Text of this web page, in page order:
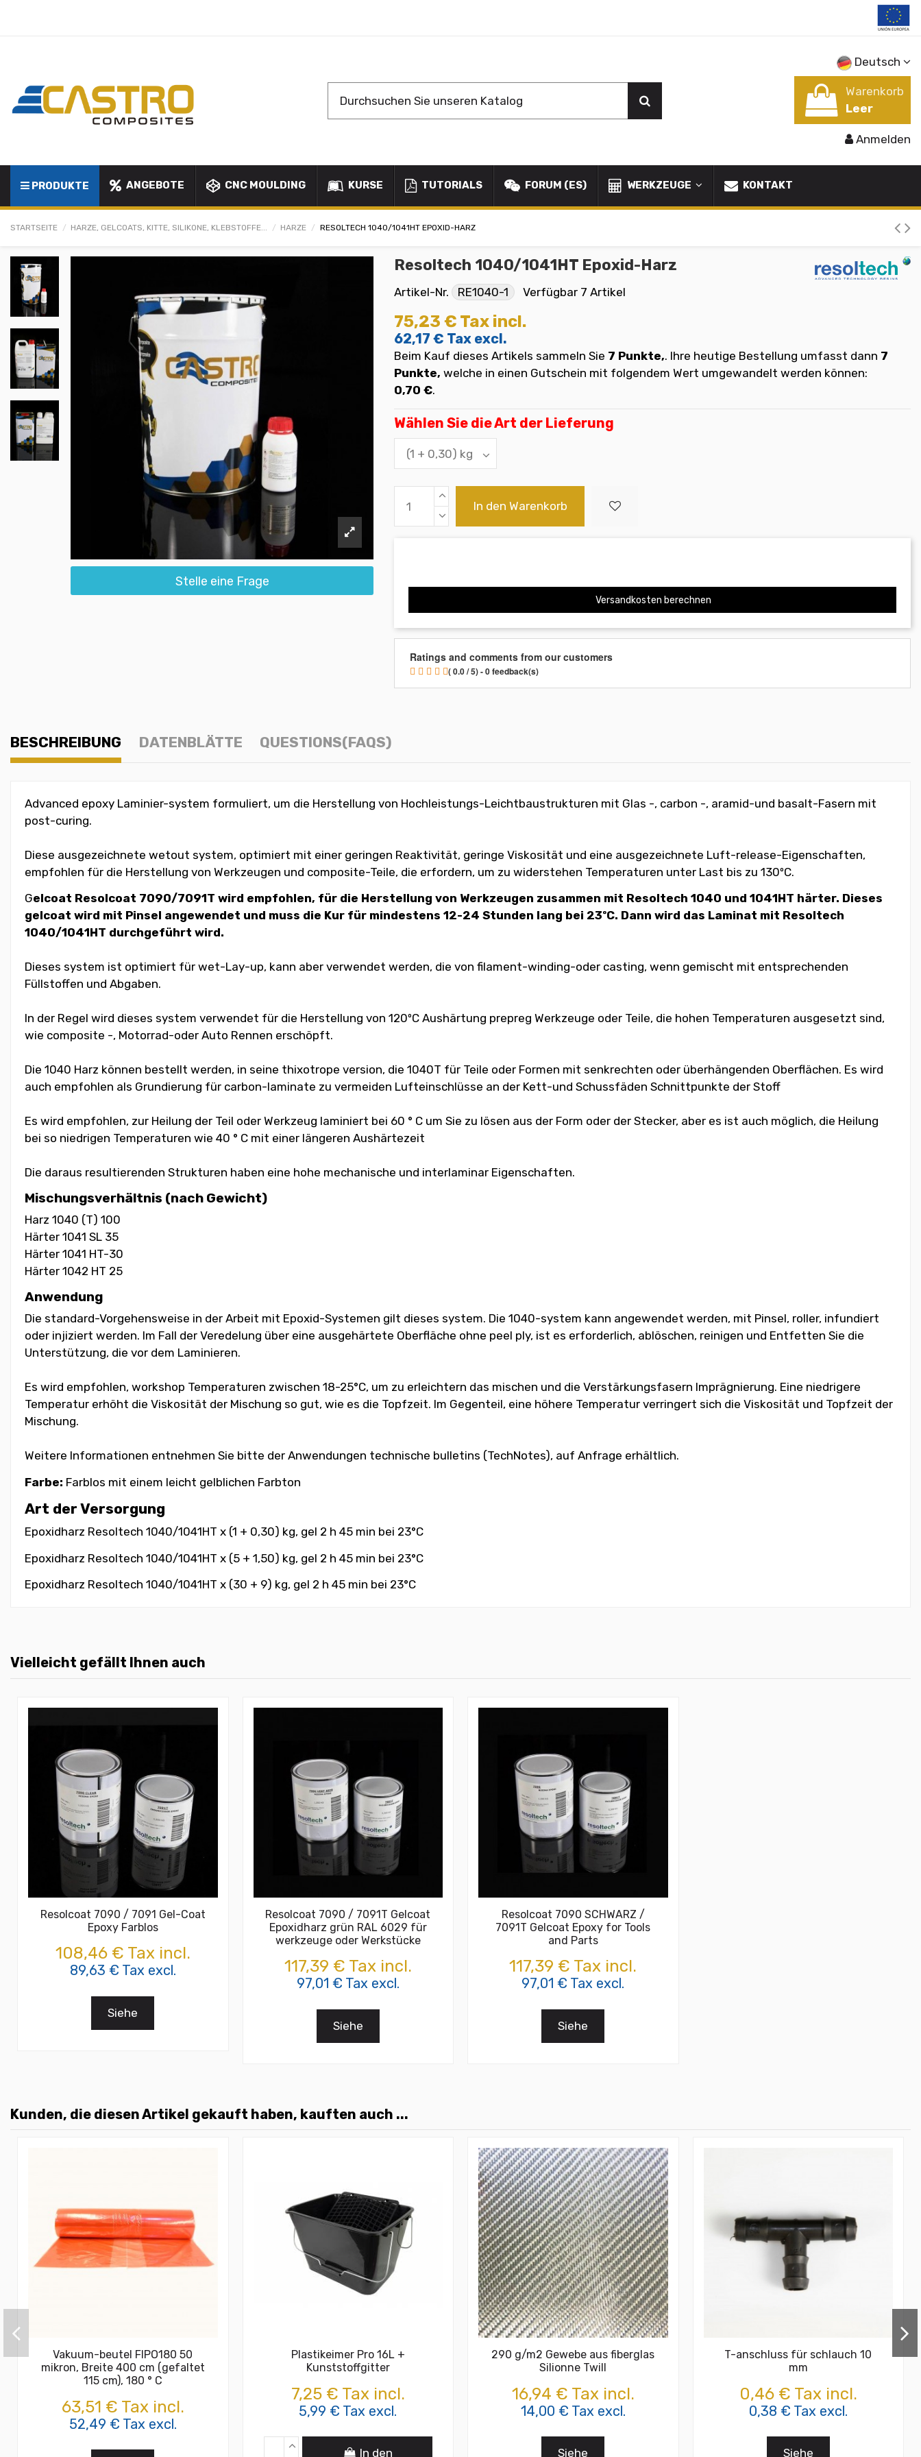
Deutsch
Warenkorb
Leer
Anmelden
PRODUKTE ANGEBOTE CNC MOULDING KURSE TUTORIALS FORUM (ES) WERKZEUGE KONTAKT
STARTSEITE HARZE, GELCOATS, KITTE, SILIKONE, KLEBSTOFFE... HARZE RESOLTECH 1040/1041HT EPOXID-HARZ
Stelle eine Frage
Resoltech 1040/1041HT Epoxid-Harz
Artikel-Nr. RE1040-1 Verfügbar 7 Artikel
75,23 € Tax incl.
62,17 € Tax excl.
Beim Kauf dieses Artikels sammeln Sie 7 Punkte,. Ihre heutige Bestellung umfasst dann 7
Punkte, welche in einen Gutschein mit folgendem Wert umgewandelt werden können:
0,70 €.
Wählen Sie die Art der Lieferung
In den Warenkorb
Versandkosten berechnen
Ratings and comments from our customers
( 0.0 / 5) - 0 feedback(s)
BESCHREIBUNG DATENBLÄTTE QUESTIONS(FAQS)
Advanced epoxy Laminier-system formuliert, um die Herstellung von Hochleistungs-Leichtbaustrukturen mit Glas -, carbon -, aramid-und basalt-Fasern mit
post-curing.
Diese ausgezeichnete wetout system, optimiert mit einer geringen Reaktivität, geringe Viskosität und eine ausgezeichnete Luft-release-Eigenschaften,
empfohlen für die Herstellung von Werkzeugen und composite-Teile, die erfordern, um zu widerstehen Temperaturen unter Last bis zu 130ºC.
Gelcoat Resolcoat 7090/7091T wird empfohlen, für die Herstellung von Werkzeugen zusammen mit Resoltech 1040 und 1041HT härter. Dieses
gelcoat wird mit Pinsel angewendet und muss die Kur für mindestens 12-24 Stunden lang bei 23ºC. Dann wird das Laminat mit Resoltech
1040/1041HT durchgeführt wird.
Dieses system ist optimiert für wet-Lay-up, kann aber verwendet werden, die von filament-winding-oder casting, wenn gemischt mit entsprechenden
Füllstoffen und Abgaben.
In der Regel wird dieses system verwendet für die Herstellung von 120ºC Aushärtung prepreg Werkzeuge oder Teile, die hohen Temperaturen ausgesetzt sind,
wie composite -, Motorrad-oder Auto Rennen erschöpft.
Die 1040 Harz können bestellt werden, in seine thixotrope version, die 1040T für Teile oder Formen mit senkrechten oder überhängenden Oberflächen. Es wird
auch empfohlen als Grundierung für carbon-laminate zu vermeiden Lufteinschlüsse an der Kett-und Schussfäden Schnittpunkte der Stoff
Es wird empfohlen, zur Heilung der Teil oder Werkzeug laminiert bei 60 ° C um Sie zu lösen aus der Form oder der Stecker, aber es ist auch möglich, die Heilung
bei so niedrigen Temperaturen wie 40 ° C mit einer längeren Aushärtezeit
Die daraus resultierenden Strukturen haben eine hohe mechanische und interlaminar Eigenschaften.
Mischungsverhältnis (nach Gewicht)
Harz 1040 (T) 100
Härter 1041 SL 35
Härter 1041 HT-30
Härter 1042 HT 25
Anwendung
Die standard-Vorgehensweise in der Arbeit mit Epoxid-Systemen gilt dieses system. Die 1040-system kann angewendet werden, mit Pinsel, roller, infundiert
oder injiziert werden. Im Fall der Veredelung über eine ausgehärtete Oberfläche ohne peel ply, ist es erforderlich, ablöschen, reinigen und Entfetten Sie die
Unterstützung, die vor dem Laminieren.
Es wird empfohlen, workshop Temperaturen zwischen 18-25°C, um zu erleichtern das mischen und die Verstärkungsfasern Imprägnierung. Eine niedrigere
Temperatur erhöht die Viskosität der Mischung so gut, wie es die Topfzeit. Im Gegenteil, eine höhere Temperatur verringert sich die Viskosität und Topfzeit der
Mischung.
Weitere Informationen entnehmen Sie bitte der Anwendungen technische bulletins (TechNotes), auf Anfrage erhältlich.
Farbe: Farblos mit einem leicht gelblichen Farbton
Art der Versorgung
Epoxidharz Resoltech 1040/1041HT x (1 + 0,30) kg, gel 2 h 45 min bei 23°C
Epoxidharz Resoltech 1040/1041HT x (5 + 1,50) kg, gel 2 h 45 min bei 23°C
Epoxidharz Resoltech 1040/1041HT x (30 + 9) kg, gel 2 h 45 min bei 23°C
Vielleicht gefällt Ihnen auch
Resolcoat 7090 / 7091 Gel-Coat
Epoxy Farblos
108,46 € Tax incl.
89,63 € Tax excl.
Siehe
Resolcoat 7090 / 7091T Gelcoat
Epoxidharz grün RAL 6029 für
werkzeuge oder Werkstücke
117,39 € Tax incl.
97,01 € Tax excl.
Siehe
Resolcoat 7090 SCHWARZ /
7091T Gelcoat Epoxy for Tools
and Parts
117,39 € Tax incl.
97,01 € Tax excl.
Siehe
Kunden, die diesen Artikel gekauft haben, kauften auch ...
Vakuum-beutel FIPO180 50
mikron, Breite 400 cm (gefaltet
115 cm), 180 ° C
63,51 € Tax incl.
52,49 € Tax excl.
Plastikeimer Pro 16L +
Kunststoffgitter
7,25 € Tax incl.
5,99 € Tax excl.
In den
290 g/m2 Gewebe aus fiberglas
Silionne Twill
16,94 € Tax incl.
14,00 € Tax excl.
Siehe
T-anschluss für schlauch 10
mm
0,46 € Tax incl.
0,38 € Tax excl.
Siehe